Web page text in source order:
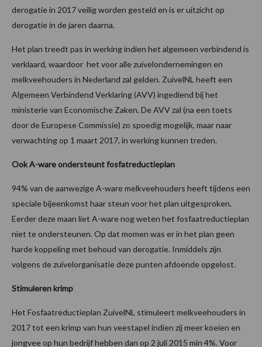
derogatie in 2017 veilig worden gesteld en is er uitzicht op
derogatie in de jaren daarna.
Het plan treedt pas in werking indien het algemeen verbindend is
verklaard, waardoor het voor alle zuivelondernemingen en
melkveehouders in Nederland zal gelden. ZuivelNL heeft een
Algemeen Verbindend Verklaring (AVV) ingediend bij het
ministerie van Economische Zaken. De AVV zal (na een toets
door de Europese Commissie) zo spoedig mogelijk, maar naar
verwachting op 1 maart 2017, in werking kunnen treden.
Ook A-ware ondersteunt fosfatreductieplan
94% van de aanwezige A-ware melkveehouders heeft tijdens een
speciale bijeenkomst haar steun voor het plan uitgesproken.
Eerder deze maan liet A-ware nog weten het fosfaatreductieplan
niet te ondersteunen. Op dat momen was er in het plan geen
harde koppeling met behoud van derogatie. Inmiddels zijn
volgens de zuivelorganisatie deze punten afdoende opgelost.
Stimuleren krimp
Het Fosfaatreductieplan ZuivelNL stimuleert melkveehouders in
2017 tot een krimp van hun veestapel indien zij meer koeien en
jongvee op hun bedrijf hebben dan op 2 juli 2015 min 4%. Voor